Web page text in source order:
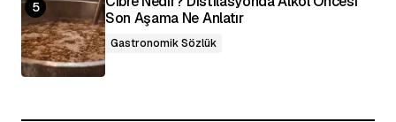
Son Aşama Ne Anlatır
Gastronomik Sözlük